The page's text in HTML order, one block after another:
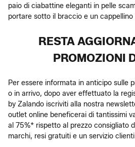
paio di ciabattine eleganti in pelle
portare sotto il braccio e un cappellino
RESTA
PROMOZIONI
Per essere informata in anticipo sulle
o in arrivo, dopo aver effettuato la
by Zalando iscriviti alla nostra
outlet online beneficerai di tantissimi
al 75%* rispetto al prezzo consigliato
marchi, resi gratuiti e un servizio